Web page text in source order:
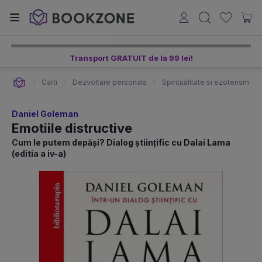
Transport GRATUIT de la 99 lei!
Carti Dezvoltare personala Spiritualitate si ezoterism
Daniel Goleman
Emotiile distructive
Cum le putem depăşi? Dialog ştiinţific cu Dalai Lama
(editia a iv-a)